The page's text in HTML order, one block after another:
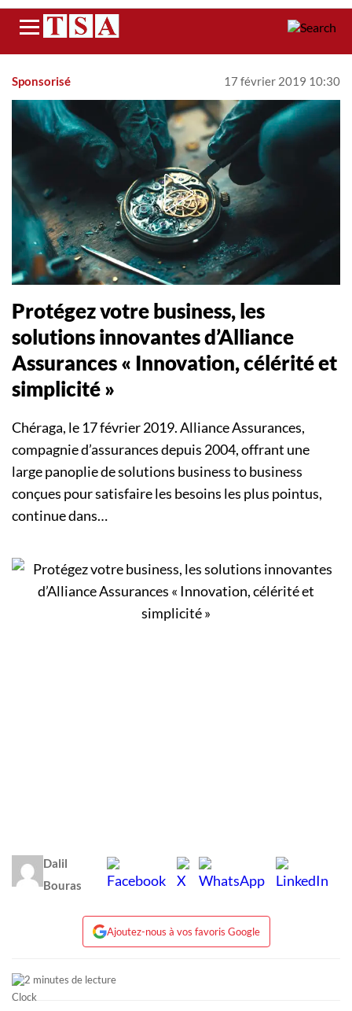
Menu
Sponsorisé 17 février 2019 10:30
Protégez votre business, les
solutions innovantes d’Alliance
Assurances « Innovation, célérité et
simplicité »
Chéraga, le 17 février 2019. Alliance Assurances,
compagnie d’assurances depuis 2004, offrant une
large panoplie de solutions business to business
conçues pour satisfaire les besoins les plus pointus,
continue dans…
Dalil
Bouras
Ajoutez-nous à vos favoris Google
2 minutes de lecture